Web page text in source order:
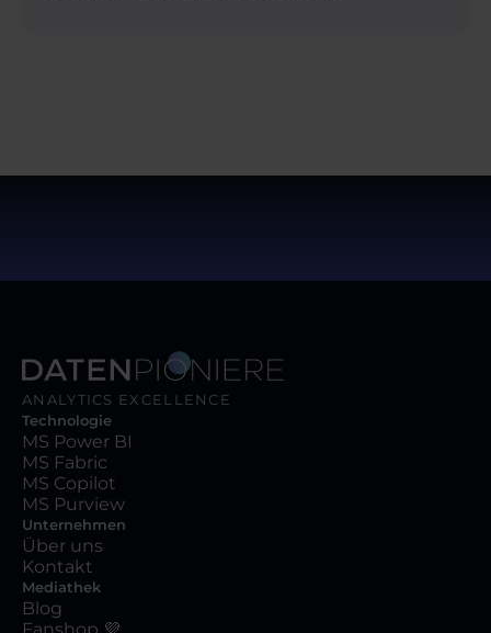
ANALYTICS EXCELLENCE
Technologie
MS Power BI
MS Fabric
MS Copilot
MS Purview
Unternehmen
Über uns
Kontakt
Mediathek
Blog